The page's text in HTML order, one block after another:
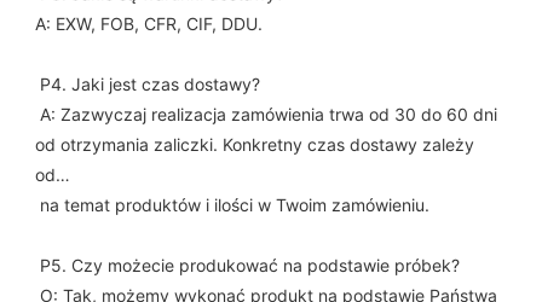
A: EXW, FOB, CFR, CIF, DDU.
P4. Jaki jest czas dostawy?
od otrzymania zaliczki. Konkretny czas dostawy zależy
od…
na temat produktów i ilości w Twoim zamówieniu.
P5. Czy możecie produkować na podstawie próbek?